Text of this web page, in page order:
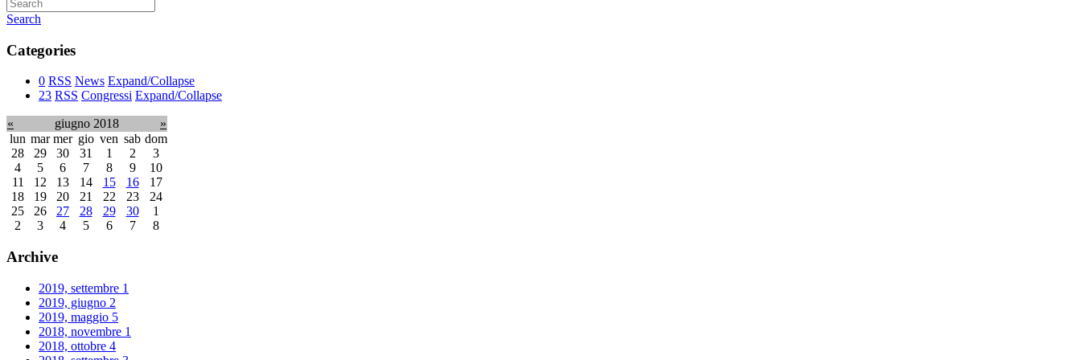
Search
Categories
0 RSS News Expand/Collapse
23 RSS Congressi Expand/Collapse
« giugno 2018
»
lun mar mer gio ven sab dom
28
29 30 31 1 2
3
4
5 6 7 8 9
10
11
12 13 14 15 16
17
18
19 20 21 22 23
24
25
26 27 28 29 30
1
2
3 4 5 6 7 8
Archive
2019, settembre 1
2019, giugno 2
2019, maggio 5
2018, novembre 1
2018, ottobre 4